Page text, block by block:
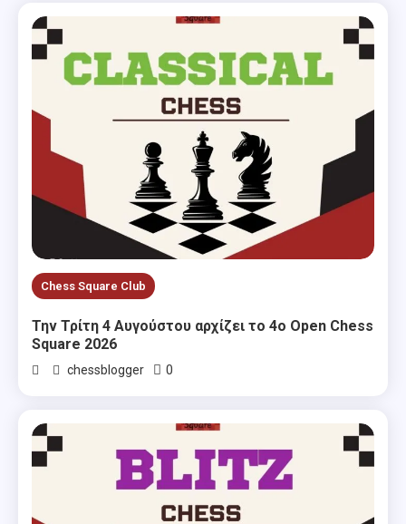
Chess Square Club
Την Τρίτη 4 Αυγούστου αρχίζει το 4ο Open Chess
Square 2026
chessblogger 0